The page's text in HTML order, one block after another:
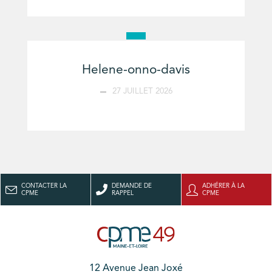
Helene-onno-davis
27 JUILLET 2026
CONTACTER LA
CPME
DEMANDE DE
RAPPEL
ADHÉRER À LA
CPME
12 Avenue Jean Joxé